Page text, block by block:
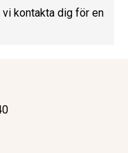
kontakta dig för en